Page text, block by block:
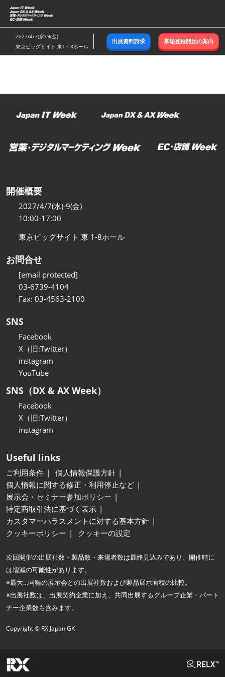
ス
キ
ッ
し
む
2027/4/7(水)-9(金)
東京ビッグサイト 東1～8ホール
出展資料請求 来場登録開始の案内
開催概要
2027/4/7(水)-9(金)
10:00-17:00
東京ビッグサイト 東 1-8ホール
お問合せ
[email protected]
03-6739-4104
Fax: 03-4563-2100
SNS
Facebook
X（旧:Twitter）
instagram
YouTube
SNS（DX & AX Week）
Facebook
X（旧:Twitter）
instagram
Useful links
ご利用条件
個人情報保護方針
個人情報に関する修正・利用停止など
展示会・セミナー参加ポリシー
特定商取引法に基づく表示
カスタマーハラスメントに対する基本方針
クッキーポリシー
クッキーの設定
次回開催の出展社数・製品数・来場者数は最終見込みであり、開催時に
は増減の可能性があります。
※最大…同種の展示会との出展社数および製品展示面積の比較。
※出展社数は、出展契約企業に加え、共同出展するグループ企業・パート
ナー企業数も含みます。
Copyright © RX Japan GK